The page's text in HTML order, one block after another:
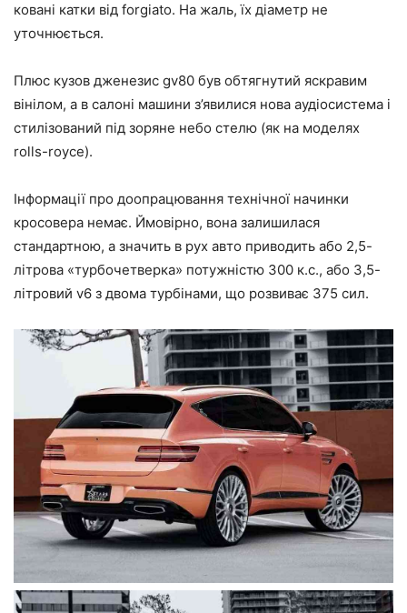
ковані катки від forgiato. На жаль, їх діаметр не
уточнюється.
Плюс кузов дженезис gv80 був обтягнутий яскравим
вінілом, а в салоні машини з’явилися нова аудіосистема і
стилізований під зоряне небо стелю (як на моделях
rolls-royce).
Інформації про доопрацювання технічної начинки
кросовера немає. Ймовірно, вона залишилася
стандартною, а значить в рух авто приводить або 2,5-
літрова «турбочетверка» потужністю 300 к.с., або 3,5-
літровий v6 з двома турбінами, що розвиває 375 сил.